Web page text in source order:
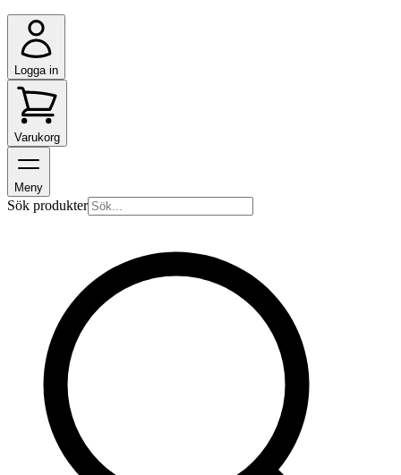
Logga in
Varukorg
Meny
Sök produkter